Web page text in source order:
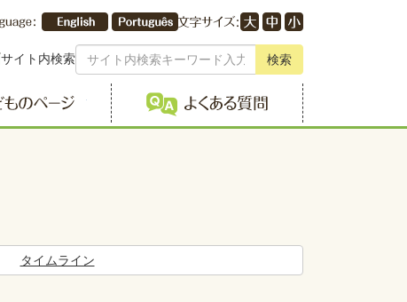
サイト内検索 検索
こどものページ よくある質問
タイムライン